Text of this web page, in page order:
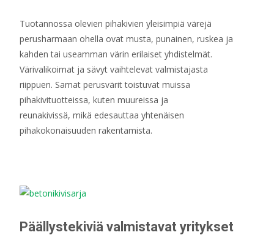
Tuotannossa olevien pihakivien yleisimpiä värejä
perusharmaan ohella ovat musta, punainen, ruskea ja
kahden tai useamman värin erilaiset yhdistelmät.
Värivalikoimat ja sävyt vaihtelevat valmistajasta
riippuen. Samat perusvärit toistuvat muissa
pihakivituotteissa, kuten muureissa ja
reunakivissä, mikä edesauttaa yhtenäisen
pihakokonaisuuden rakentamista.
Päällystekiviä valmistavat yritykset